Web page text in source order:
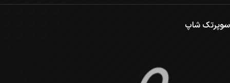
سوپرتک شاپ